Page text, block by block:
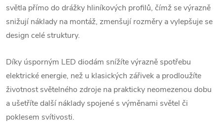
světla přímo do drážky hliníkových profilů, čímž se výrazně
snižují náklady na montáž, zmenšují rozměry a vylepšuje se
design celé struktury.
Díky úsporným LED diodám snížíte výrazně spotřebu
elektrické energie, než u klasických zářivek a prodloužíte
životnost světelného zdroje na prakticky neomezenou dobu
a ušetříte další náklady spojené s výměnami světel či
poklesem svítivosti.